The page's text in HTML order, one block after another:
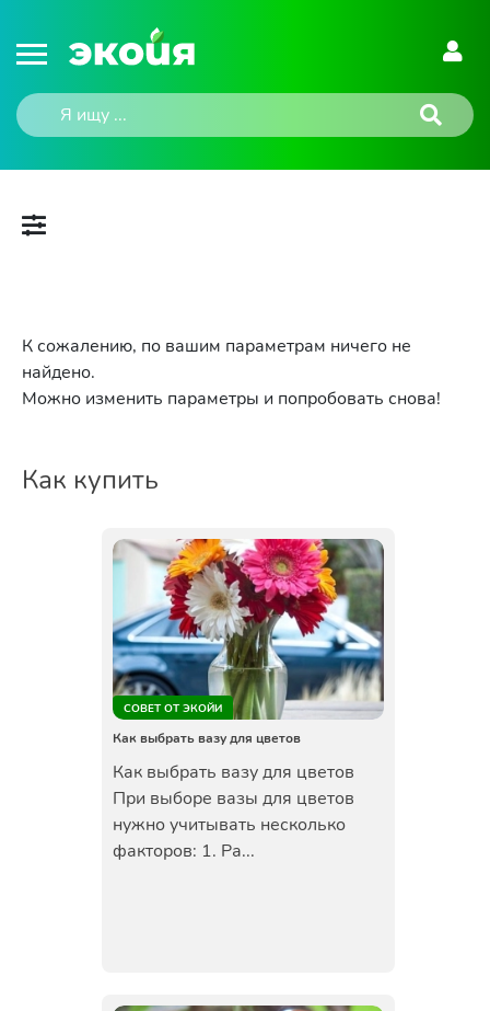
К сожалению, по вашим параметрам ничего не
найдено.
Можно изменить параметры и попробовать снова!
Как купить
СОВЕТ ОТ ЭКОЙИ
Как выбрать вазу для цветов
Как выбрать вазу для цветов
При выборе вазы для цветов
нужно учитывать несколько
факторов: 1. Ра...